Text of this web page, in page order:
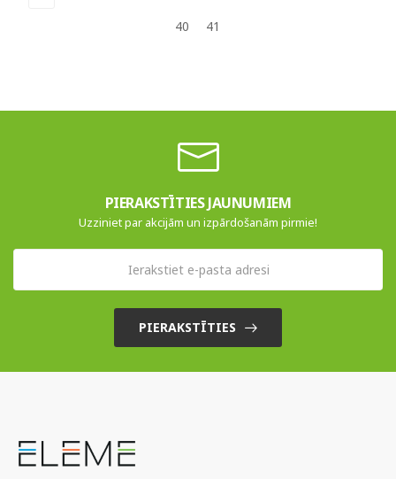
40 41
PIERAKSTĪTIES JAUNUMIEM
Uzziniet par akcijām un izpārdošanām pirmie!
PIERAKSTĪTIES